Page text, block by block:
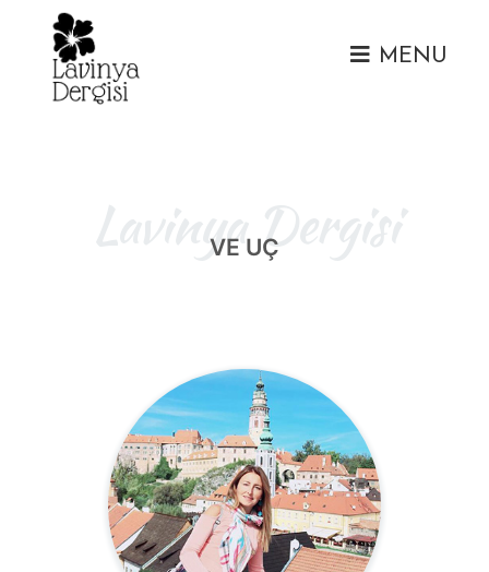
MENU
Lavinya Dergisi
VE UÇ